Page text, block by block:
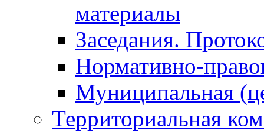
материалы
Заседания.
Нормативно-
Муниципальная
Территориальная